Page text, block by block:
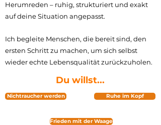
Herumreden – ruhig, strukturiert und exakt
auf deine Situation angepasst.
Ich begleite Menschen, die bereit sind, den
ersten Schritt zu machen, um sich selbst
wieder echte Lebensqualität zurückzuholen.
Du willst...
Nichtraucher werden Ruhe im Kopf
Frieden mit der Waage